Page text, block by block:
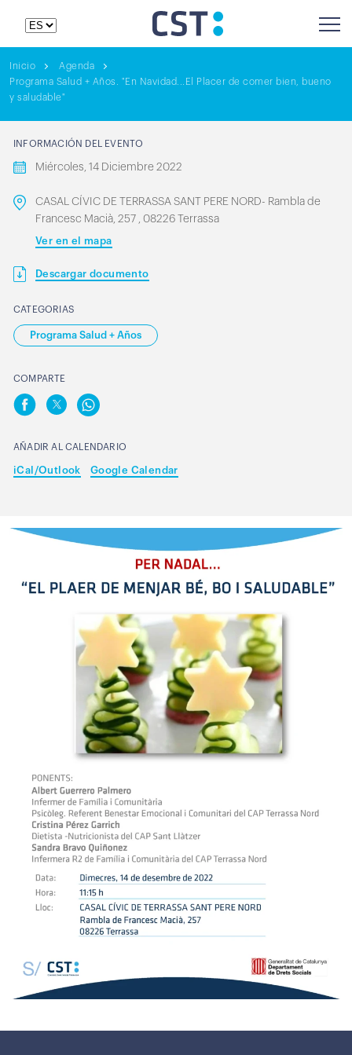
Inicio
Agenda
Programa Salud + Años. "En Navidad...El Placer de comer bien, bueno
y saludable"
INFORMACIÓN DEL EVENTO
Miércoles, 14 Diciembre 2022
CASAL CÍVIC DE TERRASSA SANT PERE NORD- Rambla de
Francesc Macià, 257 , 08226 Terrassa
Ver en el mapa
Descargar documento
CATEGORIAS
Programa Salud + Años
COMPARTE
AÑADIR AL CALENDARIO
iCal/Outlook Google Calendar